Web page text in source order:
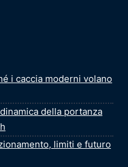
i caccia moderni volano
della portanza
limiti e futuro